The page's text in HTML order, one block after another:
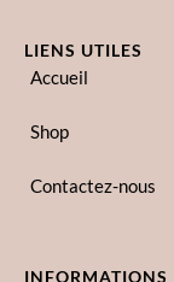
LIENS UTILES
Accueil
Shop
Contactez-nous
INFORMATIONS